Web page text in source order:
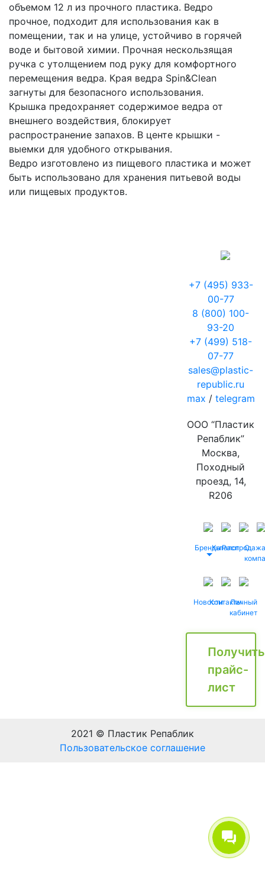
объемом 12 л из прочного пластика. Ведро
прочное, подходит для использования как в
помещении, так и на улице, устойчиво в горячей
воде и бытовой химии. Прочная нескользящая
ручка с утолщением под руку для комфортного
перемещения ведра. Края ведра Spin&Clean
загнуты для безопасного использования.
Крышка предохраняет содержимое ведра от
внешнего воздействия, блокирует
распространение запахов. В центе крышки -
выемки для удобного открывания.
Ведро изготовлено из пищевого пластика и может
быть использовано для хранения питьевой воды
или пищевых продуктов.
+7 (495) 933-
00-77
8 (800) 100-
93-20
+7 (499) 518-
07-77
sales@plastic-
republic.ru
max / telegram
ООО “Пластик
Репаблик”
Москва,
Походный
проезд, 14,
R206
БрендыКаталог
Распродажа
О
НовостиКонтактыЛичный
кабинет
Получить
прайс-
лист
2021 © Пластик Репаблик
Пользовательское соглашение